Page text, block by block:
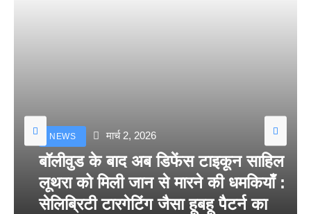
NEWS मार्च 2, 2026
बॉलीवुड के बाद अब डिफेंस टाइकून साहिल
लूथरा को मिली जान से मारने की धमकियाँ :
सेलिब्रिटी टारगेटिंग जैसा हूबहू पैटर्न का